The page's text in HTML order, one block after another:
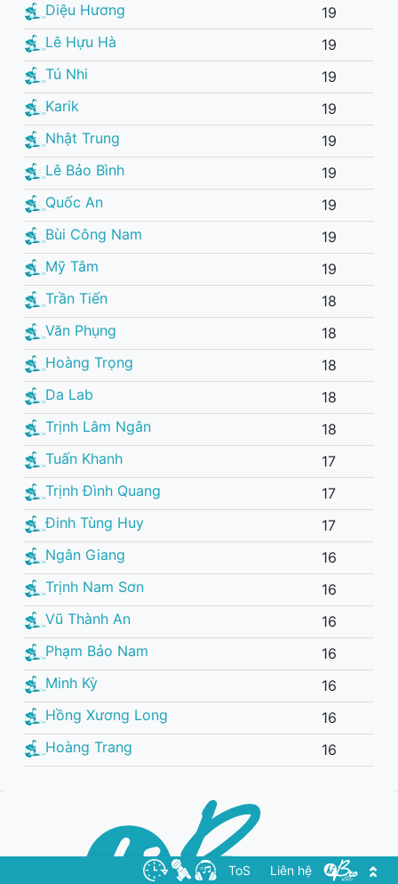
Diệu Hương
19
Lê Hựu Hà
19
Tú Nhi
19
Karik
19
Nhật Trung
19
Lê Bảo Bình
19
Quốc An
19
Bùi Công Nam
19
Mỹ Tâm
19
Trần Tiến
18
Văn Phụng
18
Hoàng Trọng
18
Da Lab
18
Trịnh Lâm Ngân
18
Tuấn Khanh
17
Trịnh Đình Quang
17
Đinh Tùng Huy
17
Ngân Giang
16
Trịnh Nam Sơn
16
Vũ Thành An
16
Phạm Bảo Nam
16
Minh Kỳ
16
Hồng Xương Long
16
Hoàng Trang
16
ToS Liên hệ